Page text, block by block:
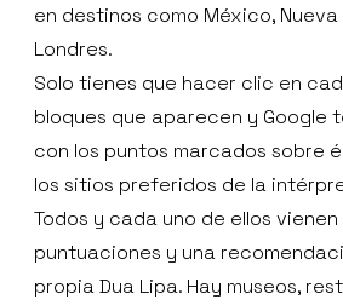
en destinos como México, Nueva
Londres.
Solo tienes que hacer clic en
bloques que aparecen y Google
con los puntos marcados sobre
los sitios preferidos de la
Todos y cada uno de ellos
puntuaciones y una
propia Dua Lipa. Hay museos,